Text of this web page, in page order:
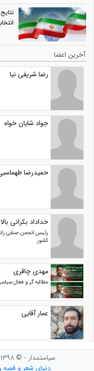
آخرین اعضا
رضا شریفی نیا
جواد شایان خواه
حمیدرضا
خداداد بکرانی
رئیس انجمن صنفی
کشور
مهدی چاقری
مطالبه گر و فعال
عمار آقایی
سیاستمدار - © ۱۳۹۸ -
دنیای شعر و قصه